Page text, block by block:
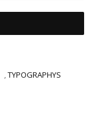
,TYPOGRAPHYS